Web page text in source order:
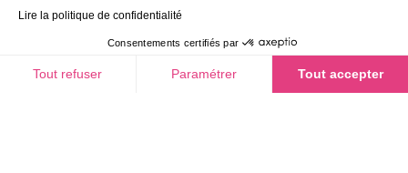
Nos sites Web
In Extenso Économie Sociale
In Extenso Tourisme, Culture & Hôtellerie
Lire la politique de confidentialité
Consentements certifiés par
Tout refuser Paramétrer Tout accepter